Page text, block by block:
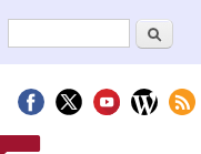
Formulari deCerca